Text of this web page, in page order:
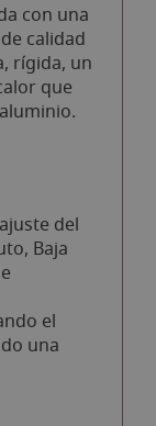
con una
calidad
rígida, un
que
del
Baja
el
una